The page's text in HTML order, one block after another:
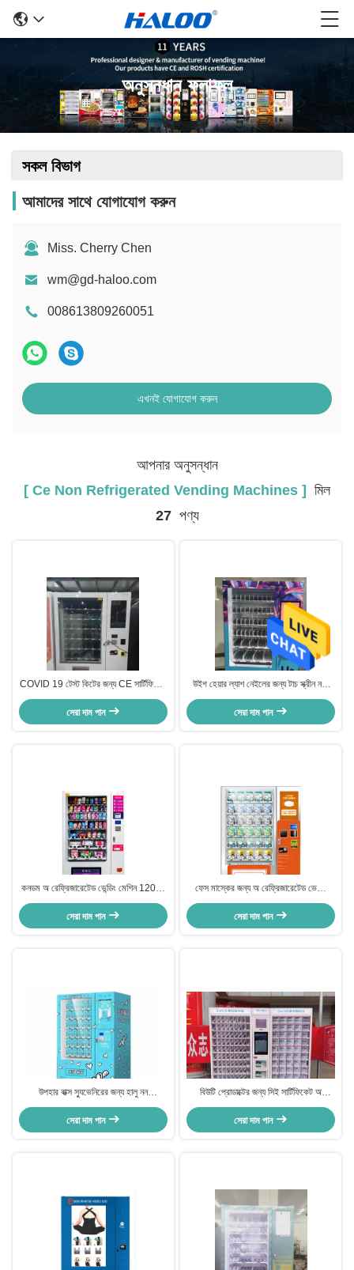
অনুসন্ধান ফলাফল
সকল বিভাগ
আমাদের সাথে যোগাযোগ করুন
Miss. Cherry Chen
wm@gd-haloo.com
008613809260051
এখনই যোগাযোগ করুন
আপনার অনুসন্ধান
[ Ce Non Refrigerated Vending Machines ]
মিল
27পণ্য
COVID 19 টেস্ট কিটের জন্য CE সার্টিফিকেট
নন-ফ্রিজ ভেন্ডিং মেশিন
সেরা দাম পান
উইগ হেয়ার ল্যাশ নেইলের জন্য টাচ স্ক্রীন নন-
ফ্রিজ ভেন্ডিং মেশিন
সেরা দাম পান
কনডম অ রেফ্রিজারেটেড ভেন্ডিং মেশিন 120W
CE সার্টিফিকেট
সেরা দাম পান
ফেস মাস্কের জন্য অ রেফ্রিজারেটেড ভেন্ডিং
মেশিন
সেরা দাম পান
উপহার বাক্স স্যুভেনিরের জন্য হালু নন
রেফ্রিজারেটেড ভেন্ডিং মেশিন
সেরা দাম পান
বিউটি প্রোডাক্টের জন্য সিই সার্টিফিকেট অ
রেফ্রিজারেটেড লকার ভেন্ডিং মেশিন
সেরা দাম পান